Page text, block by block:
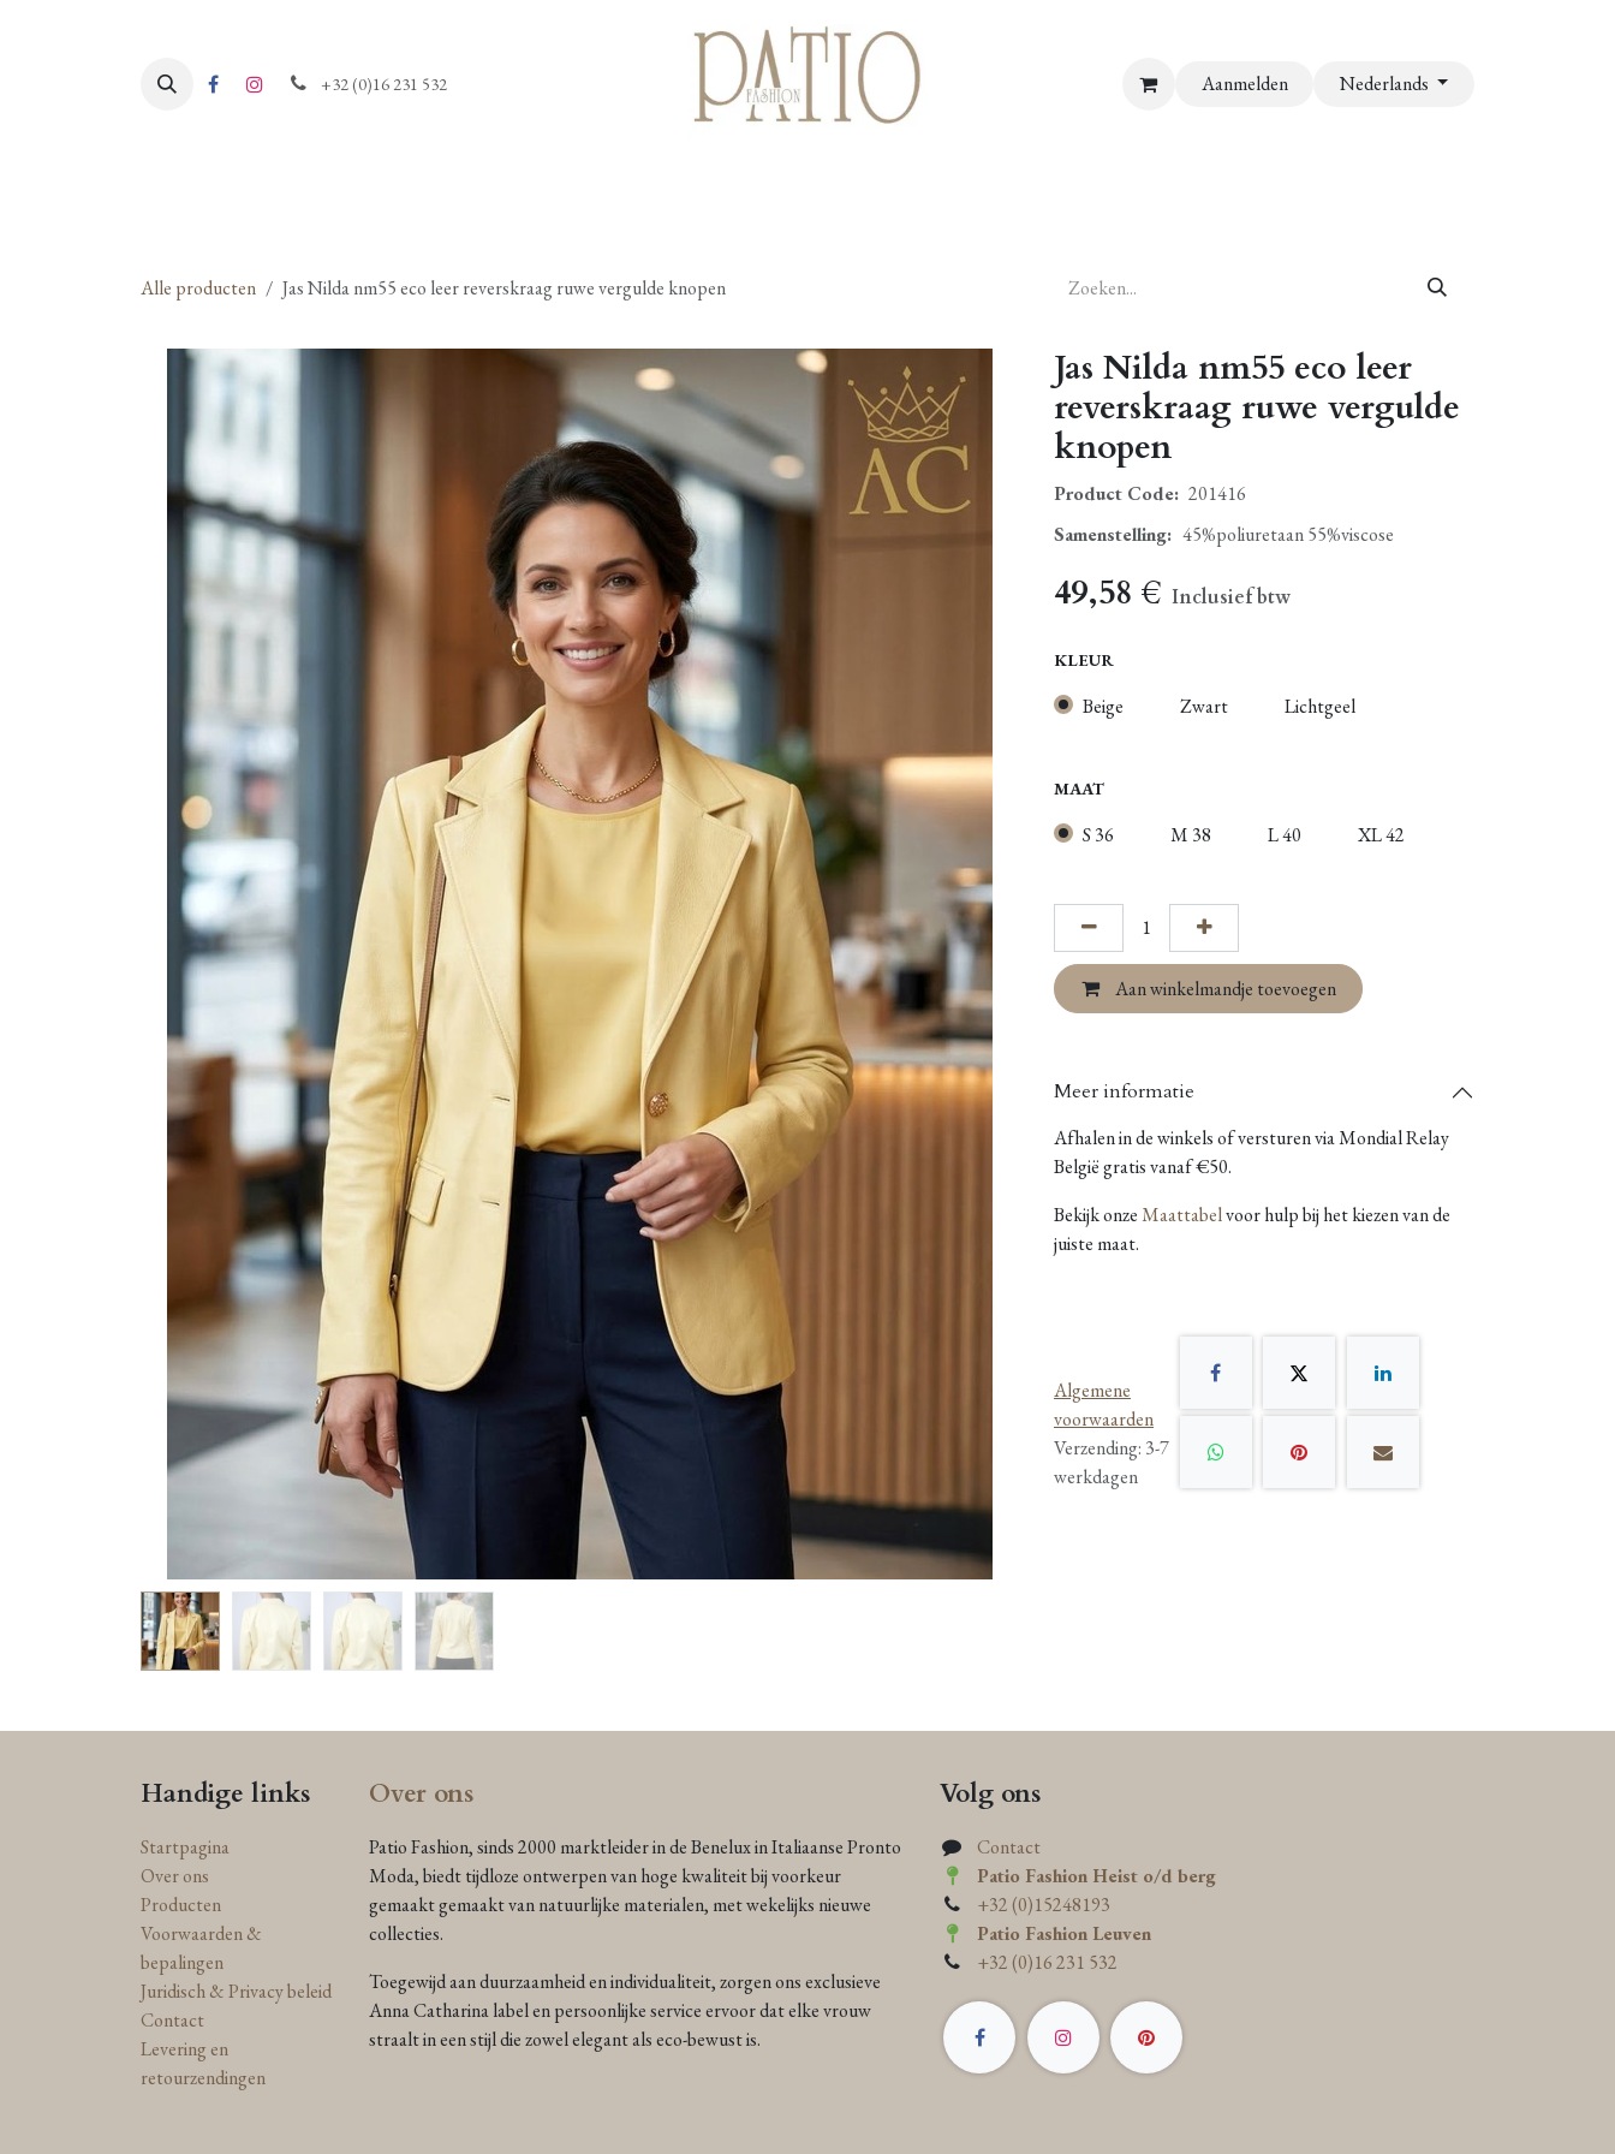
+32 (0)16 231 532 Aanmelden Nederlands
Alle producten Jas Nilda nm55 eco leer reverskraag ruwe vergulde knopen
Jas Nilda nm55 eco leer
reverskraag ruwe vergulde
knopen
Product Code: 201416
Samenstelling: 45%poliuretaan 55%viscose
49,58 € Inclusief btw
KLEUR
Beige Zwart Lichtgeel
MAAT
S 36 M 38 L 40 XL 42
Aan winkelmandje toevoegen
Meer informatie
Afhalen in de winkels of versturen via Mondial Relay
België gratis vanaf €50.
Bekijk onzeMaattabelvoor hulp bij het kiezen van de
juiste maat.
Algemene
voorwaarden
Verzending: 3-7
werkdagen
Handige links
Startpagina
Over ons
Producten
Voorwaarden &
bepalingen
Juridisch & Privacy beleid
Contact
Levering en
retourzendingen
Over ons
Patio Fashion, sinds 2000 marktleider in de Benelux in Italiaanse Pronto
Moda, biedt tijdloze ontwerpen van hoge kwaliteit bij voorkeur
gemaakt gemaakt van natuurlijke materialen, met wekelijks nieuwe
collecties.
Toegewijd aan duurzaamheid en individualiteit, zorgen ons exclusieve
Anna Catharina label en persoonlijke service ervoor dat elke vrouw
straalt in een stijl die zowel elegant als eco-bewust is.
Volg ons
Contact
Patio Fashion Heist o/d berg
+32 (0)15248193
Patio Fashion Leuven
+32 (0)16 231 532